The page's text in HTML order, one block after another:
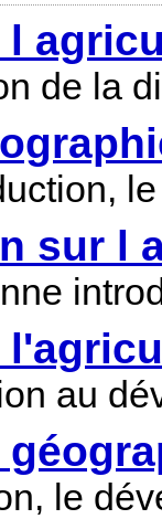
de la
sur l
au
le